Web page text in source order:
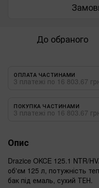
До обраного
ОПЛАТА ЧАСТИНАМИ
3 платежі по 16 803.67
ПОКУПКА ЧАСТИНАМИ
3 платежі по 16 803.67
Опис
Drazice OKCE 125.1 NTR/
об'єм 125 л, потужність
бак під емаль, сухий ТЕН.